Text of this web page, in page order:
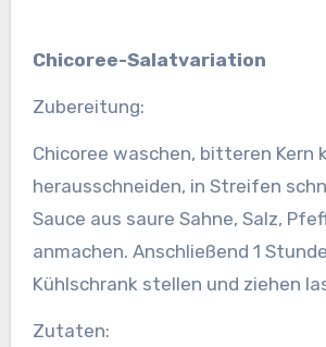
Chicoree-Salatvariation
Zubereitung:
Chicoree waschen, bitteren Kern
herausschneiden, in Streifen
Sauce aus saure Sahne, Salz,
anmachen. Anschließend 1
Kühlschrank stellen und ziehen
Zutaten: